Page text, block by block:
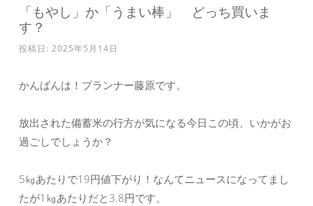
「もやし」か「うまい棒」 どっち買いま
す？
投稿日: 2025年5月14日
かんばんは！プランナー藤原です。
放出された備蓄米の行方が気になる今日この頃、いかがお
過ごしでしょうか？
5㎏あたりで19円値下がり！なんてニュースになってまし
たが1㎏あたりだと3.8円です。